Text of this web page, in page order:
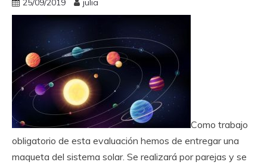
25/09/2019 julia
Como trabajo
obligatorio de esta evaluación hemos de entregar una
maqueta del sistema solar. Se realizará por parejas y se